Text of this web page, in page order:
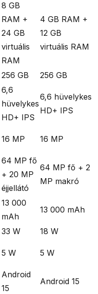
8 GB
RAM +
24 GB
virtuális
RAM
4 GB RAM +
12 GB
virtuális RAM
256 GB 256 GB
6,6
hüvelykes
HD+ IPS
6,6 hüvelykes
HD+ IPS
16 MP 16 MP
64 MP fő
+ 20 MP
éjjellátó
64 MP fő + 2
MP makró
13 000
mAh
13 000 mAh
33 W
18 W
5 W 5 W
Android
15
Android 15